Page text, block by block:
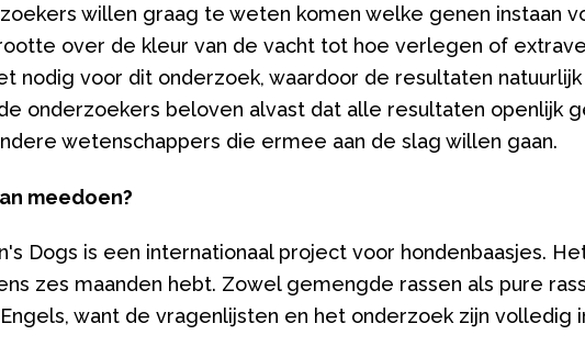
willen graag te weten komen welke genen instaan
over de kleur van de vacht tot hoe verlegen of
nodig voor dit onderzoek, waardoor de resultaten
onderzoekers beloven alvast dat alle resultaten openlijk
wetenschappers die ermee aan de slag willen gaan.
meedoen?
Dogs is een internationaal project voor hondenbaasjes.
zes maanden hebt. Zowel gemengde rassen als pure
want de vragenlijsten en het onderzoek zijn volledig